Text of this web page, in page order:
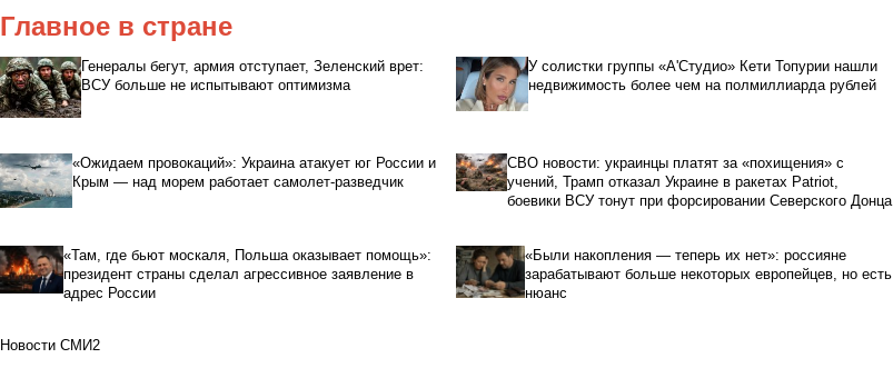
Главное в стране
Генералы бегут, армия отступает, Зеленский врет:
ВСУ больше не испытывают оптимизма
У солистки группы «А'Студио» Кети Топурии нашли
недвижимость более чем на полмиллиарда рублей
«Ожидаем провокаций»: Украина атакует юг России и
Крым — над морем работает самолет-разведчик
СВО новости: украинцы платят за «похищения» с
учений, Трамп отказал Украине в ракетах Patriot,
боевики ВСУ тонут при форсировании Северского Донца
«Там, где бьют москаля, Польша оказывает помощь»:
президент страны сделал агрессивное заявление в
адрес России
«Были накопления — теперь их нет»: россияне
зарабатывают больше некоторых европейцев, но есть
нюанс
Новости СМИ2